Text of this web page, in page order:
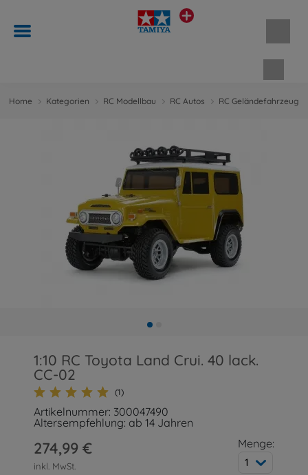
Home Kategorien RC Modellbau RC Autos RC
1:10 RC Toyota Land Crui. 40 lack.
CC-02
(1)
Artikelnummer: 300047490
Altersempfehlung: ab 14 Jahren
274,99 €
inkl. MwSt.
Menge:
1